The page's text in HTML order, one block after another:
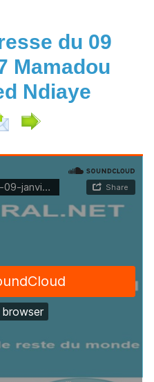
du 09
Mamadou
Ndiaye